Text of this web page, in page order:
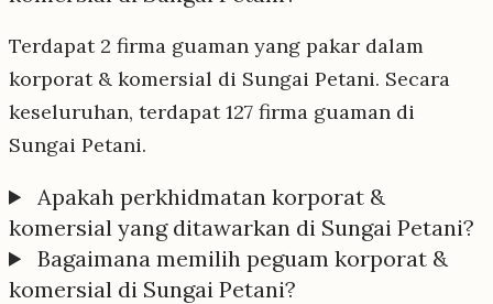
Terdapat 2 firma guaman yang pakar dalam
korporat & komersial di Sungai Petani. Secara
keseluruhan, terdapat 127 firma guaman di
Sungai Petani.
Apakah perkhidmatan korporat &
komersial yang ditawarkan di Sungai Petani?
Bagaimana memilih peguam korporat &
komersial di Sungai Petani?